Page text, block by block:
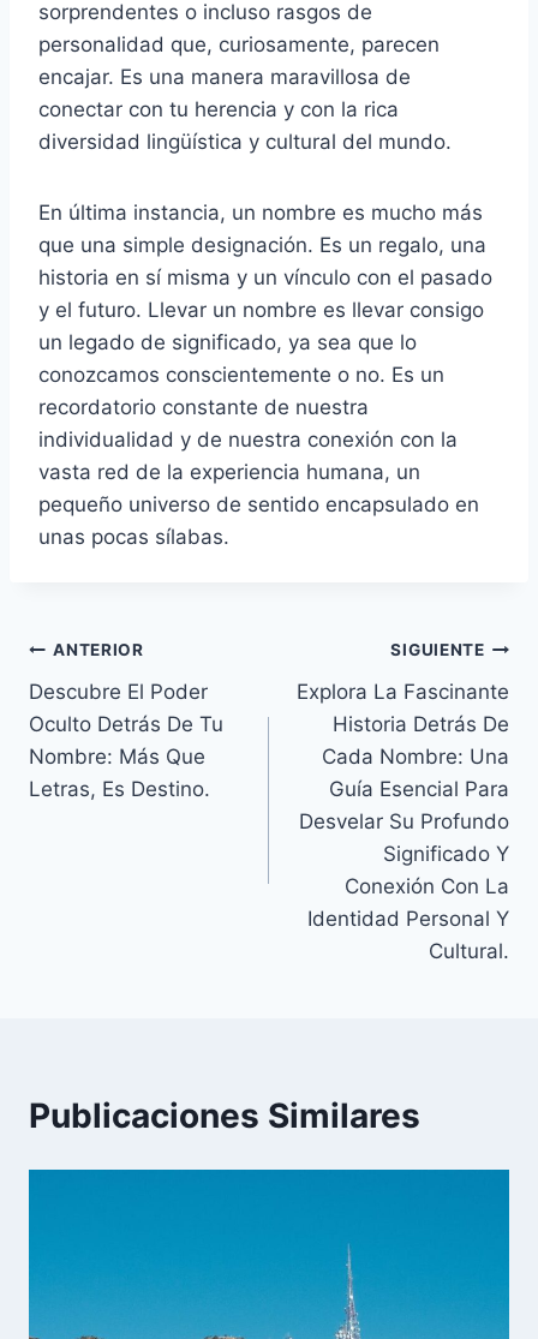
sorprendentes o incluso rasgos de
personalidad que, curiosamente, parecen
encajar. Es una manera maravillosa de
conectar con tu herencia y con la rica
diversidad lingüística y cultural del mundo.
En última instancia, un nombre es mucho más
que una simple designación. Es un regalo, una
historia en sí misma y un vínculo con el pasado
y el futuro. Llevar un nombre es llevar consigo
un legado de significado, ya sea que lo
conozcamos conscientemente o no. Es un
recordatorio constante de nuestra
individualidad y de nuestra conexión con la
vasta red de la experiencia humana, un
pequeño universo de sentido encapsulado en
unas pocas sílabas.
Navegación
de
entradas
ANTERIOR
Descubre El Poder
Oculto Detrás De Tu
Nombre: Más Que
Letras, Es Destino.
SIGUIENTE
Explora La Fascinante
Historia Detrás De
Cada Nombre: Una
Guía Esencial Para
Desvelar Su Profundo
Significado Y
Conexión Con La
Identidad Personal Y
Cultural.
Publicaciones Similares